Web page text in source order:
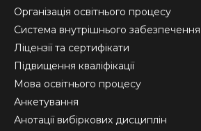
in
new
window
in
new
window
in
new
window
Організація освітнього процесу
Система внутрішнього забезпечення
Ліцензії та сертифікати
Підвищення кваліфікації
Мова освітнього процесу
Анкетування
Анотації вибіркових дисциплін